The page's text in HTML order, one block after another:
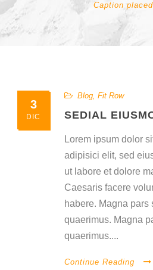
Caption
3
DIC
Blog, Fit Row
SEDIAL
Lorem ipsum dolor
adipisici elit, sed
ut labore et dolore
Caesaris facere
habere. Magna pars
quaerimus. Magna
quaerimus....
Continue Reading